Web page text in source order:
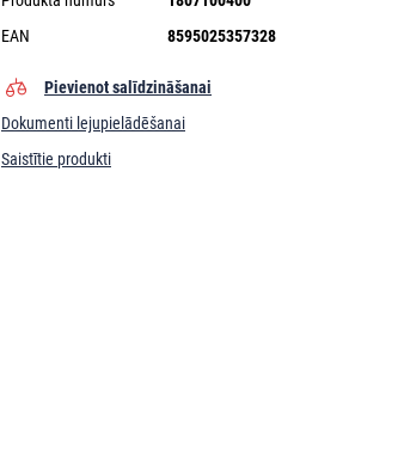
EAN
8595025357328
Pievienot salīdzināšanai
Dokumenti lejupielādēšanai
Saistītie produkti